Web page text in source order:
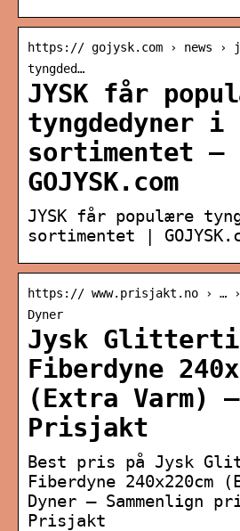
https:// gojysk.com › news ›
tyngded…
JYSK får
tyngdedyner i
sortimentet –
GOJYSK.com
JYSK får populære
sortimentet |
https:// www.prisjakt.no › … ›
Dyner
Jysk
Fiberdyne
(Extra Varm) –
Prisjakt
Best pris på Jysk
Fiberdyne 240x220cm
Dyner – Sammenlign
Prisjakt